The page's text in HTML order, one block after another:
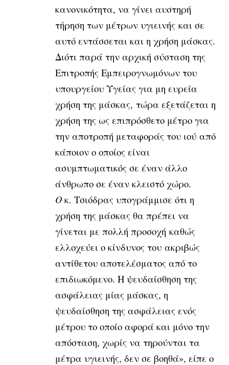
κανονικότητα, να γίνει αυστηρή
τήρηση των μέτρων υγιεινής και σε
αυτό εντάσσεται και η χρήση μάσκας.
Διότι παρά την αρχική σύσταση της
Επιτροπής Εμπειρογνωμόνων του
υπουργείου Υγείας για μη ευρεία
χρήση της μάσκας, τώρα εξετάζεται η
χρήση της ως επιπρόσθετο μέτρο για
την αποτροπή μεταφοράς του ιού από
κάποιον ο οποίος είναι
ασυμπτωματικός σε έναν άλλο
άνθρωπο σε έναν κλειστό χώρο.
Ο κ. Τσιόδρας υπογράμμισε ότι η
χρήση της μάσκας θα πρέπει να
γίνεται με πολλή προσοχή καθώς
ελλοχεύει ο κίνδυνος του ακριβώς
αντίθετου αποτελέσματος από το
επιδιωκόμενο. Η ψευδαίσθηση της
ασφάλειας μίας μάσκας, η
ψευδαίσθηση της ασφάλειας ενός
μέτρου το οποίο αφορά και μόνο την
απόσταση, χωρίς να τηρούνται τα
μέτρα υγιεινής, δεν σε βοηθά», είπε ο